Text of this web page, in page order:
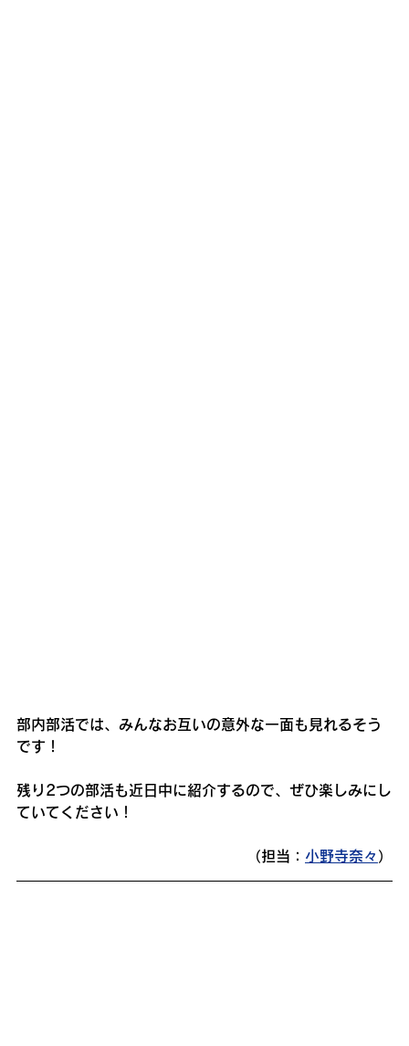
部内部活では、みんなお互いの意外な一面も見れるそう
です！
残り2つの部活も近日中に紹介するので、ぜひ楽しみにし
ていてください！
（担当： 小野寺奈々 ）